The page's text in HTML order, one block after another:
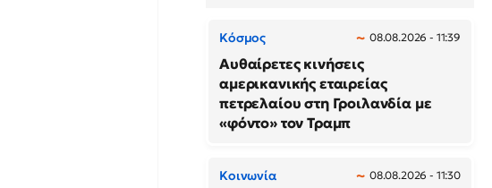
Κόσμος 08.08.2026 - 11:39
Αυθαίρετες κινήσεις
αμερικανικής εταιρείας
πετρελαίου στη Γροιλανδία με
«φόντο» τον Τραμπ
Κοινωνία 08.08.2026 - 11:30